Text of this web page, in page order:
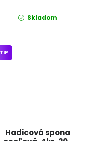
Skladom
Hadicová spona
TIP